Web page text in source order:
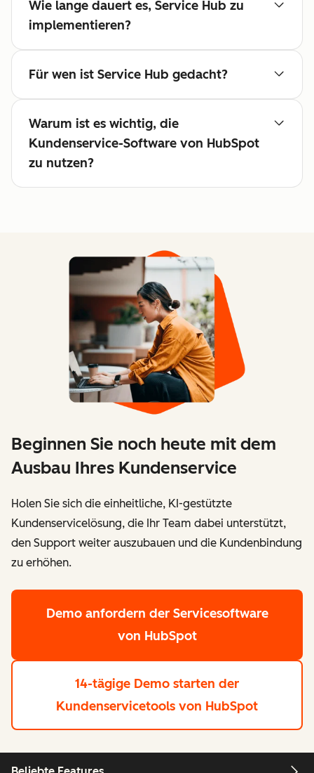
Wie lange dauert es, Service Hub zu
implementieren?
Für wen ist Service Hub gedacht?
Warum ist es wichtig, die
Kundenservice-Software von HubSpot
zu nutzen?
Beginnen Sie noch heute mit dem
Ausbau Ihres Kundenservice
Holen Sie sich die einheitliche, KI-gestützte
Kundenservicelösung, die Ihr Team dabei unterstützt,
den Support weiter auszubauen und die Kundenbindung
zu erhöhen.
Demo anfordern der Servicesoftware
von HubSpot
14-tägige Demo starten der
Kundenservicetools von HubSpot